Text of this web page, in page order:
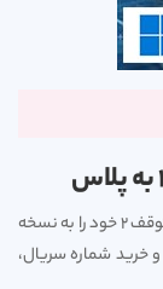
کاربران گرامی که می خواهند نسخه انگلیسی بدون توقف 2 خود را به نسخه
خرید شماره سریال،